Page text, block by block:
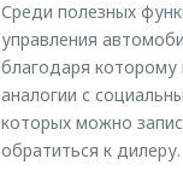
Среди полезных
управления
благодаря
аналогии с
которых можно
обратиться к дилеру.